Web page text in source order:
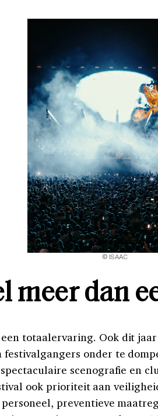
© ISAAC
meer dan
een totaalervaring. Ook dit
onder te
scenografie en
ook prioriteit aan
preventieve